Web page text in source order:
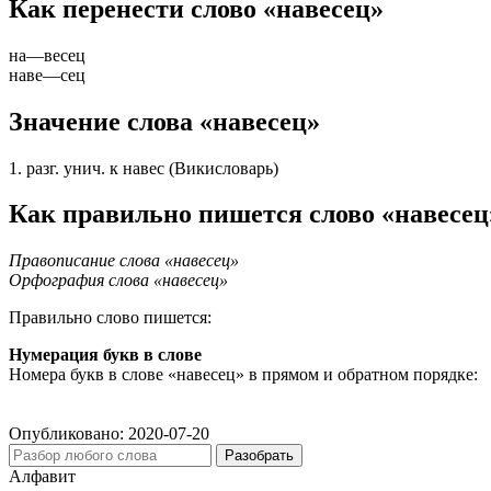
Как перенести слово «навесец»
на—весец
наве—сец
Значение слова «навесец»
1. разг. унич. к навес (Викисловарь)
Как правильно пишется слово
Правописание слова «навесец»
Орфография слова «навесец»
Правильно слово пишется:
Нумерация букв в слове
Номера букв в слове «навесец» в прямом и обратном порядке:
Опубликовано: 2020-07-20
Разобрать
Алфавит